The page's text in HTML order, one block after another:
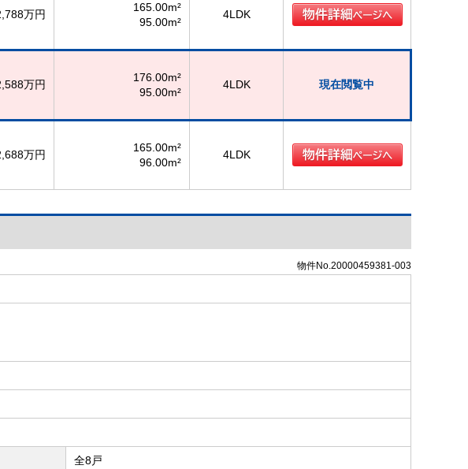
万円
165.00m²
95.00m²
4LDK
万円
176.00m²
95.00m²
4LDK 現在閲覧中
万円
165.00m²
96.00m²
4LDK
物件No.20000459381-003
全8戸